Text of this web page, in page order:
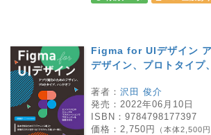
Figma for UIデザイン
デザイン、プロトタイプ
著者： 沢田 俊介
発売： 2022年06月10日
ISBN： 9784798177397
価格： 2,750円 （本体2,500